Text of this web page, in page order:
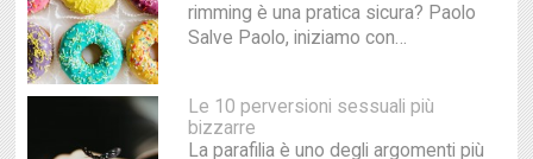
rimming è una pratica sicura? Paolo
Salve Paolo, iniziamo con…
Le 10 perversioni sessuali più
bizzarre
La parafilia è uno degli argomenti più